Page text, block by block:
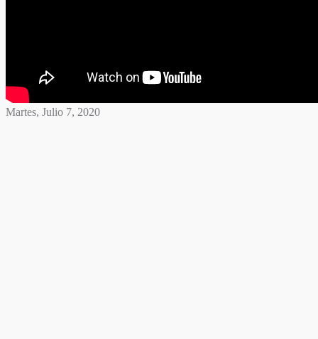
Martes, Julio 7, 2020